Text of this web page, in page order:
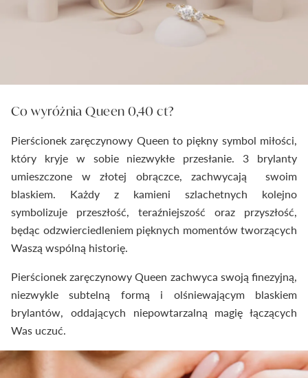
Co wyróżnia Queen 0,40 ct?
Pierścionek zaręczynowy Queen to piękny symbol miłości,
który kryje w sobie niezwykłe przesłanie. 3 brylanty
umieszczone w złotej obrączce, zachwycają swoim
blaskiem. Każdy z kamieni szlachetnych kolejno
symbolizuje przeszłość, teraźniejszość oraz przyszłość,
będąc odzwierciedleniem pięknych momentów tworzących
Waszą wspólną historię.
Pierścionek zaręczynowy Queen zachwyca swoją finezyjną,
niezwykle subtelną formą i olśniewającym blaskiem
brylantów, oddających niepowtarzalną magię łączących
Was uczuć.